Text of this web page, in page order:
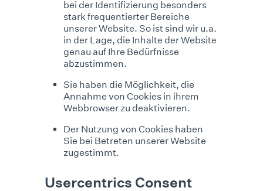
bei der Identifizierung besonders
stark frequentierter Bereiche
unserer Website. So ist sind wir u.a.
in der Lage, die Inhalte der Website
genau auf Ihre Bedürfnisse
abzustimmen.
Sie haben die Möglichkeit, die
Annahme von Cookies in ihrem
Webbrowser zu deaktivieren.
Der Nutzung von Cookies haben
Sie bei Betreten unserer Website
zugestimmt.
Usercentrics Consent